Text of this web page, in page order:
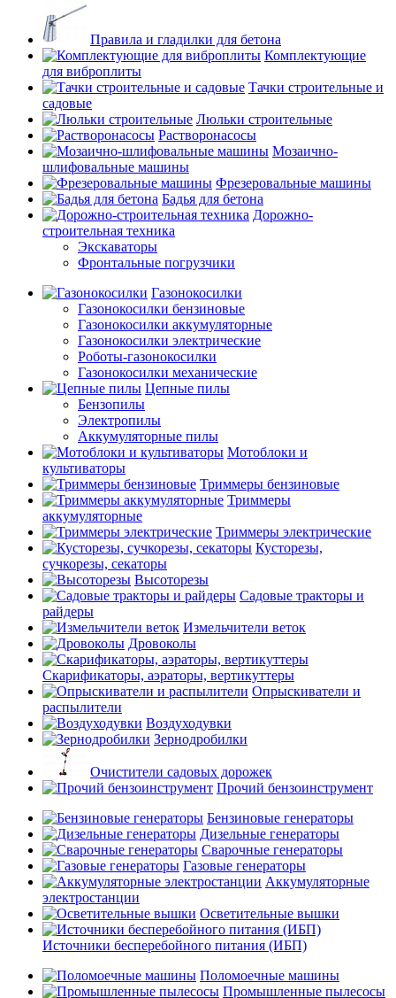
Правила и гладилки для бетона
Комплектующие
для виброплиты
Тачки строительные и
садовые
Люльки строительные
Растворонасосы
Мозаично-
шлифовальные машины
Фрезеровальные машины
Бадья для бетона
Дорожно-
строительная техника
Экскаваторы
Фронтальные погрузчики
Газонокосилки
Газонокосилки бензиновые
Газонокосилки аккумуляторные
Газонокосилки электрические
Роботы-газонокосилки
Газонокосилки механические
Цепные пилы
Бензопилы
Электропилы
Аккумуляторные пилы
Мотоблоки и
культиваторы
Триммеры бензиновые
Триммеры
аккумуляторные
Триммеры электрические
Кусторезы,
сучкорезы, секаторы
Высоторезы
Садовые тракторы и
райдеры
Измельчители веток
Дровоколы
Скарификаторы, аэраторы, вертикуттеры
Опрыскиватели и
распылители
Воздуходувки
Зернодробилки
Очистители садовых дорожек
Прочий бензоинструмент
Бензиновые генераторы
Дизельные генераторы
Сварочные генераторы
Газовые генераторы
Аккумуляторные
электростанции
Осветительные вышки
Источники бесперебойного питания (ИБП)
Поломоечные машины
Промышленные пылесосы